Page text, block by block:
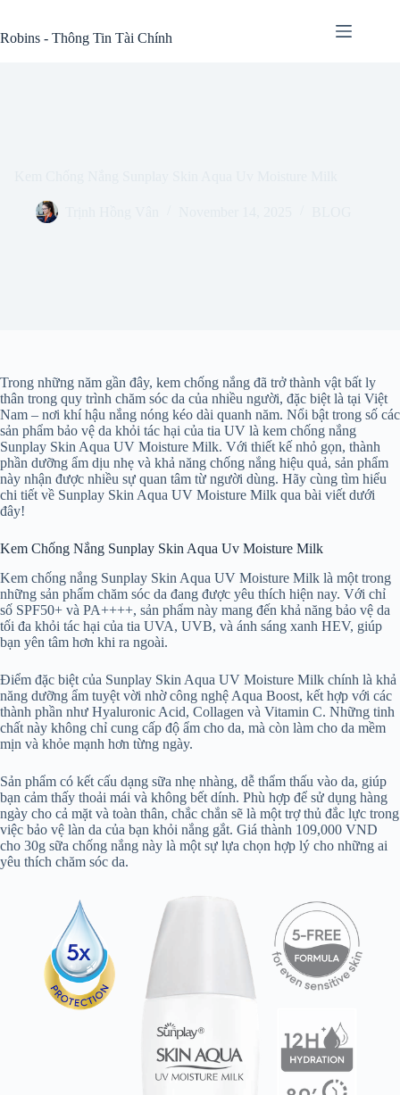
content
Robins - Thông Tin Tài Chính
Trong những năm gần đây, kem chống nắng đã trở thành vật bất ly
thân trong quy trình chăm sóc da của nhiều người, đặc biệt là tại Việt
Nam – nơi khí hậu nắng nóng kéo dài quanh năm. Nổi bật trong số các
sản phẩm bảo vệ da khỏi tác hại của tia UV là kem chống nắng
Sunplay Skin Aqua UV Moisture Milk. Với thiết kế nhỏ gọn, thành
phần dưỡng ẩm dịu nhẹ và khả năng chống nắng hiệu quả, sản phẩm
này nhận được nhiều sự quan tâm từ người dùng. Hãy cùng tìm hiểu
chi tiết về Sunplay Skin Aqua UV Moisture Milk qua bài viết dưới
đây!
Kem Chống Nắng Sunplay Skin Aqua Uv Moisture Milk
Kem chống nắng Sunplay Skin Aqua UV Moisture Milk là một trong
những sản phẩm chăm sóc da đang được yêu thích hiện nay. Với chỉ
số SPF50+ và PA++++, sản phẩm này mang đến khả năng bảo vệ da
tối đa khỏi tác hại của tia UVA, UVB, và ánh sáng xanh HEV, giúp
bạn yên tâm hơn khi ra ngoài.
Điểm đặc biệt của Sunplay Skin Aqua UV Moisture Milk chính là khả
năng dưỡng ẩm tuyệt vời nhờ công nghệ Aqua Boost, kết hợp với các
thành phần như Hyaluronic Acid, Collagen và Vitamin C. Những tinh
chất này không chỉ cung cấp độ ẩm cho da, mà còn làm cho da mềm
mịn và khỏe mạnh hơn từng ngày.
Sản phẩm có kết cấu dạng sữa nhẹ nhàng, dễ thẩm thấu vào da, giúp
bạn cảm thấy thoải mái và không bết dính. Phù hợp để sử dụng hàng
ngày cho cả mặt và toàn thân, chắc chắn sẽ là một trợ thủ đắc lực trong
việc bảo vệ làn da của bạn khỏi nắng gắt. Giá thành 109,000 VND
cho 30g sữa chống nắng này là một sự lựa chọn hợp lý cho những ai
yêu thích chăm sóc da.